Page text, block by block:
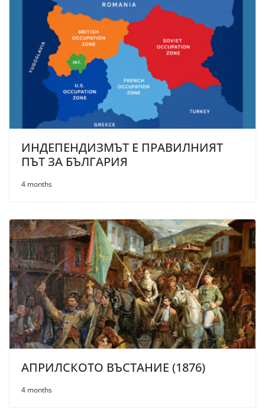
ИНДЕПЕНДИЗМЪТ Е ПРАВИЛНИЯТ
ПЪТ ЗА БЪЛГАРИЯ
4 months
АПРИЛСКОТО ВЪСТАНИЕ (1876)
4 months